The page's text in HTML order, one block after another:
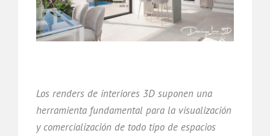
Los renders de interiores 3D suponen una
herramienta fundamental para la visualización
y comercialización de todo tipo de espacios